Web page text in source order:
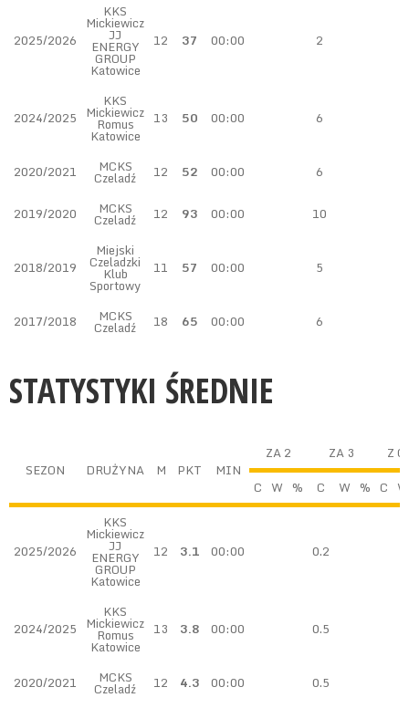
2025/2026
KKS
Mickiewicz
JJ
ENERGY
GROUP
Katowice
12 37 00:00 2
2024/2025
KKS
Mickiewicz
Romus
Katowice
13 50 00:00 6
2020/2021 MCKS
Czeladź 12 52 00:00 6
2019/2020 MCKS
Czeladź 12 93 00:00 10
2018/2019
Miejski
Czeladzki
Klub
Sportowy
11 57 00:00 5
2017/2018 MCKS
Czeladź 18 65 00:00 6
STATYSTYKI ŚREDNIE
SEZON DRUŻYNA M PKT MIN
ZA 2 ZA 3
Z
C W % C W % C W
2025/2026
KKS
Mickiewicz
JJ
ENERGY
GROUP
Katowice
12 3.1 00:00 0.2
2024/2025
KKS
Mickiewicz
Romus
Katowice
13 3.8 00:00 0.5
2020/2021 MCKS
Czeladź 12 4.3 00:00 0.5